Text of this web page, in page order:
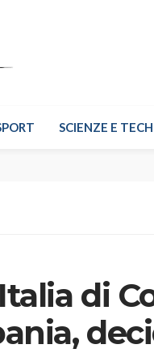
SCIENZE E TECH
di